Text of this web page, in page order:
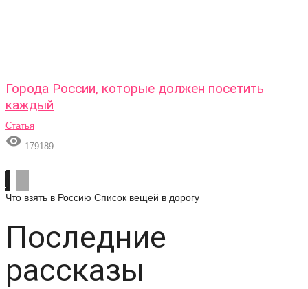
Города России, которые должен посетить
каждый
Статья
 179189
Что взять в Россию Список вещей в дорогу
Последние
рассказы